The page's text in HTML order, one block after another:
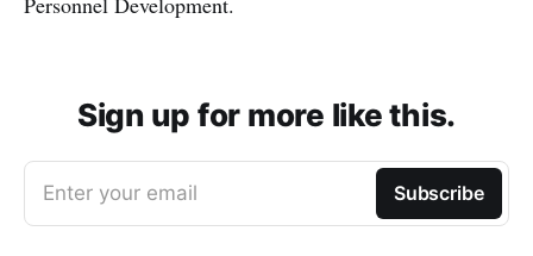
Sign up for more like this.
Enter your email Subscribe